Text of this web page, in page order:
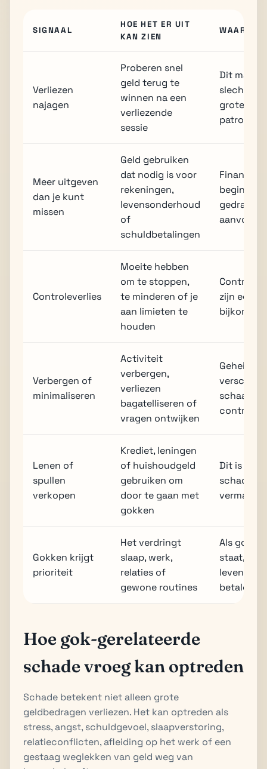
SIGNAAL
HOE HET ER UIT
KAN ZIEN
WAAROM
Verliezen
najagen
Proberen snel
geld terug te
winnen na een
verliezende
sessie
Dit maakt
slechte
groter
patroon.
Meer uitgeven
dan je kunt
missen
Geld gebruiken
dat nodig is voor
rekeningen,
levensonderhoud
of
schuldbetalingen
beginnen
gedrag
aanvoelt.
Controleverlies
Moeite hebben
om te stoppen,
te minderen of je
aan limieten te
houden
zijn een
Verbergen of
minimaliseren
Activiteit
verbergen,
verliezen
bagatelliseren of
vragen ontwijken
verschijnt
Lenen of
spullen
verkopen
Krediet, leningen
of huishoudgeld
gebruiken om
door te gaan met
gokken
Dit is een
schade
vermaak.
Gokken krijgt
prioriteit
Het verdringt
slaap, werk,
relaties of
gewone routines
Als
staat,
betalen.
Hoe gok-gerelateerde
schade vroeg kan optreden
Schade betekent niet alleen grote
geldbedragen verliezen. Het kan optreden als
stress, angst, schuldgevoel, slaapverstoring,
relatieconflicten, afleiding op het werk of een
gestaag weglekken van geld weg van